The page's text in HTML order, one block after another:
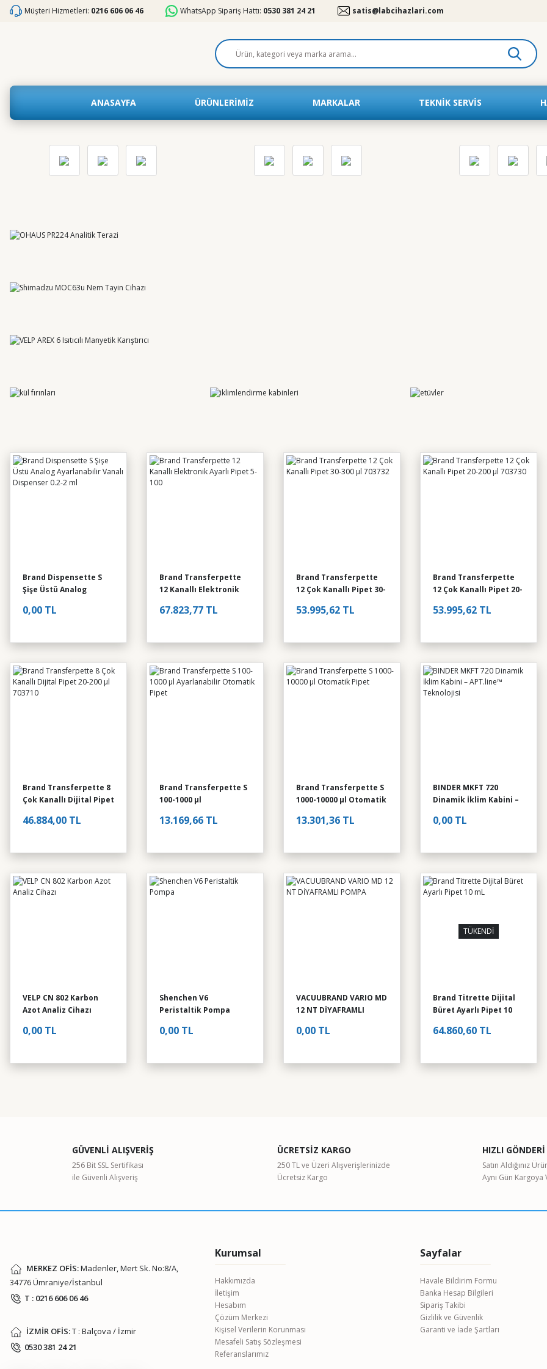
Müşteri Hizmetleri: 0216 606 06 46 WhatsApp Sipariş Hattı: 0530 381 24 21 satis@labcihazlari.com
ANASAYFA ÜRÜNLERİMİZ MARKALAR TEKNIK SERVIS
Brand Transferpette 8 Kanallı Elektronik Pipet 5-100 Ul
13.301,36 TL
Brand Transferpette S 5-50 µl Ayarlanabilir Otomatik Pipet
12.511,18 TL
YENİ
Brand Transferpette
12.511,18 TL
12.511,18 TL
0,00 TL 0,00 TL 0,00 TL
KERN DAB 100-3 Nem Tayin Cihazı KERN DBS 60-3 Nem Tayin Cihazı
Brand Transferpette
12.511,18 TL
YENİ
AM4 Isıtıcılı Manyetik Karıştırıcı - Çok Pozisyonlu
YENİ
0,00 TL
Brand Dispensette S
Şişe Üstü Analog
Dispenser 0.2-2 ml
0,00 TL
Brand Transferpette
12 Kanallı Elektronik
67.823,77 TL
Brand Transferpette
12 Çok Kanallı Pipet 30-
53.995,62 TL
Brand Transferpette
12 Çok Kanallı Pipet 20-
53.995,62 TL
Brand Transferpette 8
Çok Kanallı Dijital Pipet
46.884,00 TL
Brand Transferpette S
100-1000 µl
Pipet
13.169,66 TL
Brand Transferpette S
1000-10000 µl Otomatik
13.301,36 TL
BINDER MKFT 720
Dinamik İklim Kabini –
0,00 TL
VELP CN 802 Karbon
Azot Analiz Cihazı
0,00 TL
Shenchen V6
Peristaltik Pompa
0,00 TL
VACUUBRAND VARIO MD
12 NT DİYAFRAMLI
0,00 TL
TÜKENDİ
Brand Titrette Dijital
Büret Ayarlı Pipet 10
64.860,60 TL
GÜVENLİ ALIŞVERİŞ
256 Bit SSL Sertifikası
ile Güvenli Alışveriş
ÜCRETSİZ KARGO
250 TL ve Üzeri Alışverişlerinizde
Ücretsiz Kargo
HIZLI GÖNDERİ
Satın Aldığınız
Aynı Gün Kargoya
MERKEZ OFİS:Madenler, Mert Sk. No:8/A,
34776 Ümraniye/İstanbul
T : 0216 606 06 46
İZMİR OFİS:T : Balçova / İzmir
0530 381 24 21
Kurumsal
Hakkımızda
İletişim
Hesabım
Çözüm Merkezi
Kişisel Verilerin Korunması
Mesafeli Satış Sözleşmesi
Referanslarımız
Sayfalar
Havale Bildirim Formu
Banka Hesap Bilgileri
Sipariş Takibi
Gizlilik ve Güvenlik
Garanti ve İade Şartları